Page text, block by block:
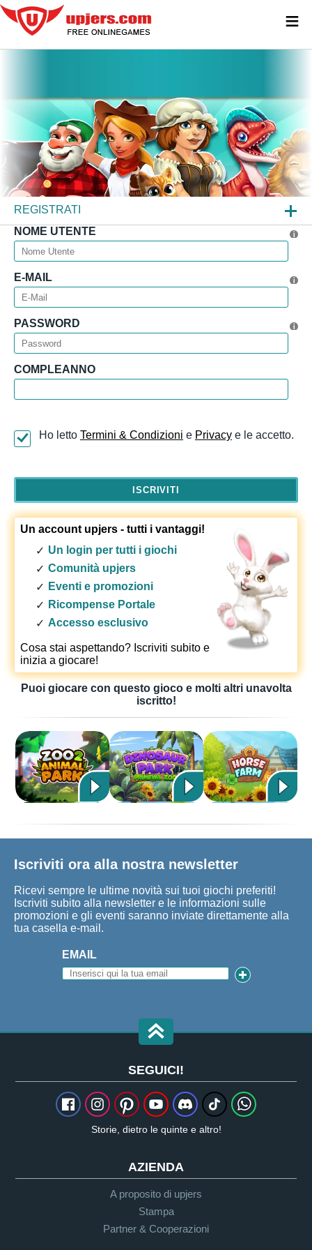
REGISTRATI
LOGIN
NOME UTENTE
E-MAIL
PASSWORD
COMPLEANNO
Ho letto Termini & Condizioni e Privacy e le accetto.
Un account upjers - tutti i vantaggi!
Un login per tutti i giochi
Comunità upjers
Eventi e promozioni
Ricompense Portale
Accesso esclusivo
Cosa stai aspettando? Iscriviti subito e
inizia a giocare!
Puoi giocare con questo gioco e molti altri unavolta
iscritto!
Iscriviti ora alla nostra newsletter
Ricevi sempre le ultime novità sui tuoi giochi preferiti!
Iscriviti subito alla newsletter e le informazioni sulle
promozioni e gli eventi saranno inviate direttamente alla
tua casella e-mail.
EMAIL
SEGUICI!
Storie, dietro le quinte e altro!
AZIENDA
A proposito di upjers
Stampa
Partner & Cooperazioni
≡